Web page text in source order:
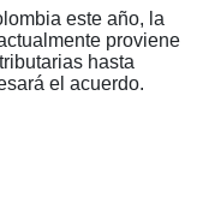
este año, la
proviene
hasta
el acuerdo.